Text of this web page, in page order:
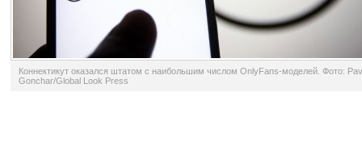
Коннектикут оказался штатом с наибольшим числом OnlyFans-моделей. Фото:
Gonchar/Global Look Press